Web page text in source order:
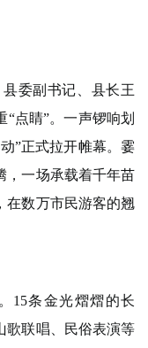
委副书记、县长王
点睛”。一声锣响划
”正式拉开帷幕。霎
，一场承载着千年苗
在数万市民游客的翘
15条金光熠熠的长
歌联唱、民俗表演等